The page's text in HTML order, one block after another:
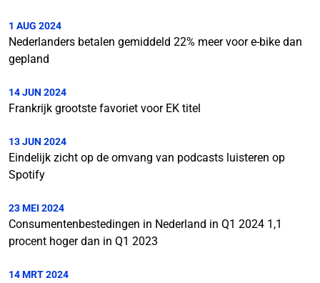
1 AUG 2024
Nederlanders betalen gemiddeld 22% meer voor e-bike dan
gepland
14 JUN 2024
Frankrijk grootste favoriet voor EK titel
13 JUN 2024
Eindelijk zicht op de omvang van podcasts luisteren op
Spotify
23 MEI 2024
Consumentenbestedingen in Nederland in Q1 2024 1,1
procent hoger dan in Q1 2023
14 MRT 2024